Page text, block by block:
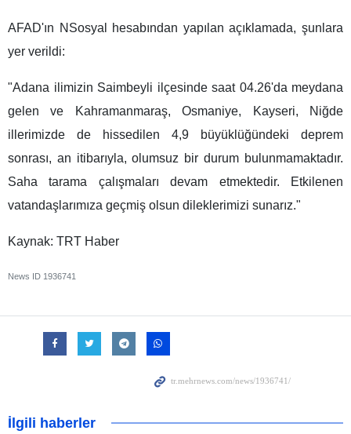
AFAD'ın NSosyal hesabından yapılan açıklamada, şunlara
yer verildi:
"Adana ilimizin Saimbeyli ilçesinde saat 04.26'da meydana
gelen ve Kahramanmaraş, Osmaniye, Kayseri, Niğde
illerimizde de hissedilen 4,9 büyüklüğündeki deprem
sonrası, an itibarıyla, olumsuz bir durum bulunmamaktadır.
Saha tarama çalışmaları devam etmektedir. Etkilenen
vatandaşlarımıza geçmiş olsun dileklerimizi sunarız."
Kaynak: TRT Haber
News ID 1936741
İlgili haberler